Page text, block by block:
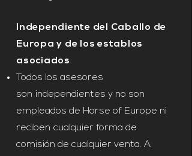
Independiente del Caballo de
Europa y de los establos
asociados
Todos los asesores
son independientes y no son
empleados de Horse of Europe ni
reciben cualquier forma de
comisión de cualquier venta. A